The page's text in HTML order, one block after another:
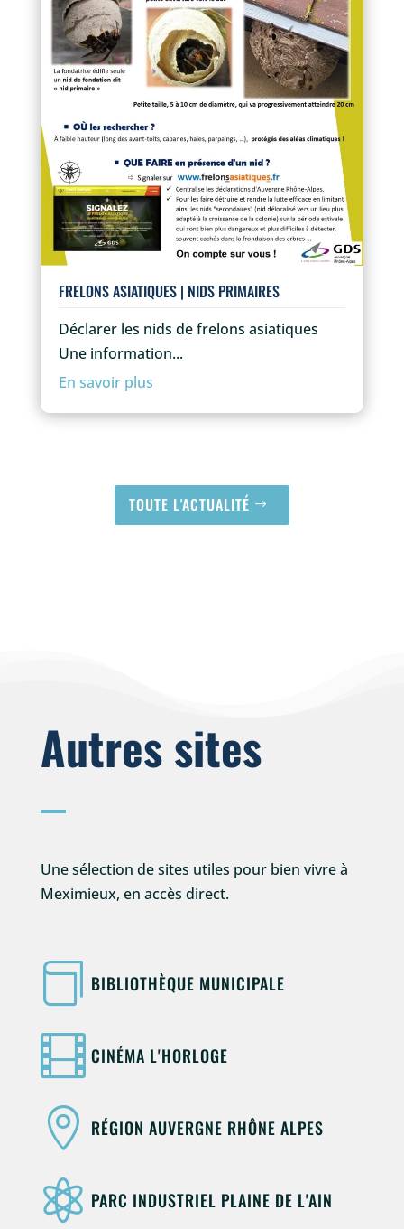
FRELONS ASIATIQUES | NIDS PRIMAIRES
Déclarer les nids de frelons asiatiques
Une information...
En savoir plus
TOUTE L'ACTUALITÉ
Autres sites
Une sélection de sites utiles pour bien vivre à
Meximieux, en accès direct.
 BIBLIOTHÈQUE MUNICIPALE
 CINÉMA L'HORLOGE
 RÉGION AUVERGNE RHÔNE ALPES
 PARC INDUSTRIEL PLAINE DE L'AIN